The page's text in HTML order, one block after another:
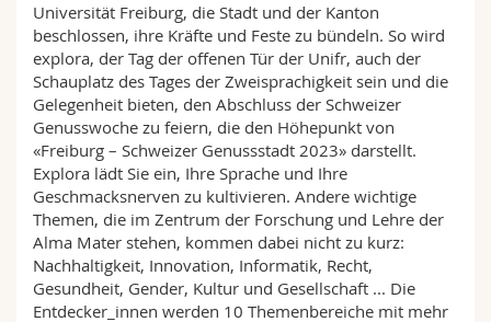
Universität Freiburg, die Stadt und der Kanton
beschlossen, ihre Kräfte und Feste zu bündeln. So wird
explora, der Tag der offenen Tür der Unifr, auch der
Schauplatz des Tages der Zweisprachigkeit sein und die
Gelegenheit bieten, den Abschluss der Schweizer
Genusswoche zu feiern, die den Höhepunkt von
«Freiburg – Schweizer Genussstadt 2023» darstellt.
Explora lädt Sie ein, Ihre Sprache und Ihre
Geschmacksnerven zu kultivieren. Andere wichtige
Themen, die im Zentrum der Forschung und Lehre der
Alma Mater stehen, kommen dabei nicht zu kurz:
Nachhaltigkeit, Innovation, Informatik, Recht,
Gesundheit, Gender, Kultur und Gesellschaft ... Die
Entdecker_innen werden 10 Themenbereiche mit mehr